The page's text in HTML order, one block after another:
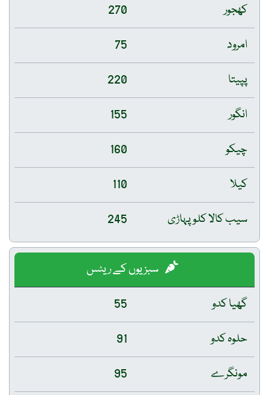
کھجور
270
امرود
75
پپیتا
220
انگور
155
چیکو
160
کیلا
110
سیب کالا کلو پہاڑی
245
سبزیوں کے ریٹس
گھیا کدو
55
حلوہ کدو
91
مونگرے
95